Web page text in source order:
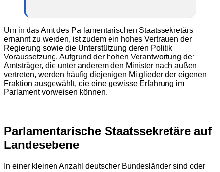
Um in das Amt des Parlamentarischen Staatssekretärs
ernannt zu werden, ist zudem ein hohes Vertrauen der
Regierung sowie die Unterstützung deren Politik
Voraussetzung. Aufgrund der hohen Verantwortung der
Amtsträger, die unter anderem den Minister nach außen
vertreten, werden häufig diejenigen Mitglieder der eigenen
Fraktion ausgewählt, die eine gewisse Erfahrung im
Parlament vorweisen können.
Parlamentarische Staatssekretäre auf
Landesebene
In einer kleinen Anzahl deutscher Bundesländer sind oder